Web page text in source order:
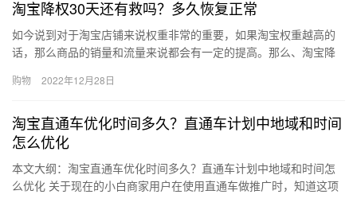
淘宝降权30天还有救吗？多久恢复正常
如今说到对于淘宝店铺来说权重非常的重要，如果淘宝权重越高的
话，那么商品的销量和流量来说都会有一定的提高。那么、淘宝降
有…
购物 2022年12月28日
淘宝直通车优化时间多久？直通车计划中地域和时间
怎么优化
本文大纲：淘宝直通车优化时间多久？直通车计划中地域和时间怎
么优化 关于现在的小白商家用户在使用直通车做推广时，知道这项